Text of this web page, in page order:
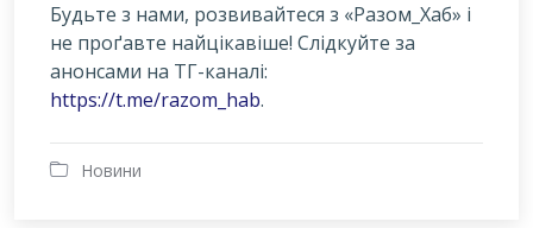
Будьте з нами, розвивайтеся з «Разом_Хаб» і
не проґавте найцікавіше! Слідкуйте за
анонсами на ТГ-каналі:
https://t.me/razom_hab.
Новини